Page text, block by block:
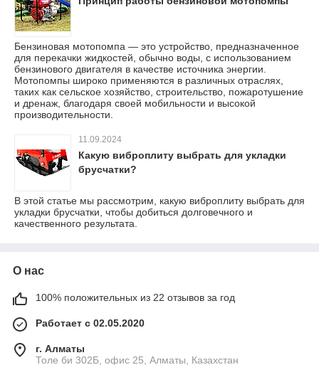
Бензиновая мотопомпа — это устройство, предназначенное
для перекачки жидкостей, обычно воды, с использованием
бензинового двигателя в качестве источника энергии.
Мотопомпы широко применяются в различных отраслях,
таких как сельское хозяйство, строительство, пожаротушение
и дренаж, благодаря своей мобильности и высокой
производительности.
11.09.2024
Какую виброплиту выбрать для укладки
брусчатки?
В этой статье мы рассмотрим, какую виброплиту выбрать для
укладки брусчатки, чтобы добиться долговечного и
качественного результата.
О нас
100% положительных из 22 отзывов за год
Работает с 02.05.2020
г. Алматы
Толе би 302Б, офис 25, Алматы, Казахстан